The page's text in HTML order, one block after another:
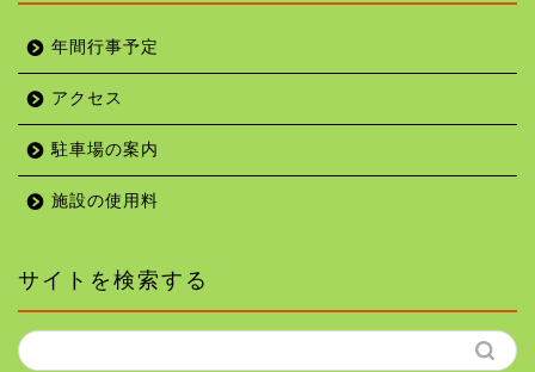
年間行事予定
アクセス
駐車場の案内
施設の使用料
サイトを検索する